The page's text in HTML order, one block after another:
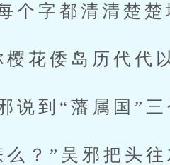
字都清清楚楚
花倭岛历代代
到“藩属国”三
？”吴邪把头往